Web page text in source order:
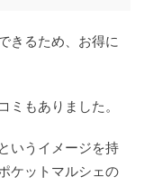
きるため、お得に
ミもありました。
いうイメージを持
ケットマルシェの